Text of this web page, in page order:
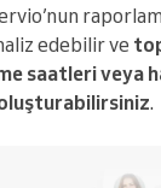
edebilir ve
saatleri veya
.